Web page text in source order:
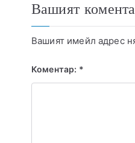
Вашият
Вашият имейл адрес
Коментар: *